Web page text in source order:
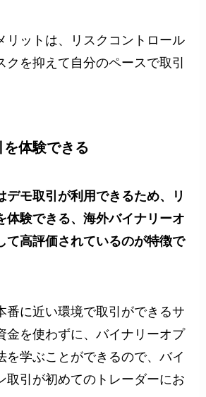
リットは、リスクコントロール
クを抑えて自分のペースで取引
体験できる
デモ取引が利用できるため、リ
体験できる、海外バイナリーオ
て高評価されているのが特徴で
番に近い環境で取引ができるサ
金を使わずに、バイナリーオプ
を学ぶことができるので、バイ
取引が初めてのトレーダーにお